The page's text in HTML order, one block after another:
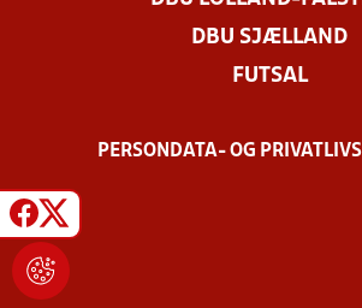
DBU SJÆLLAND
FUTSAL
PERSONDATA- OG